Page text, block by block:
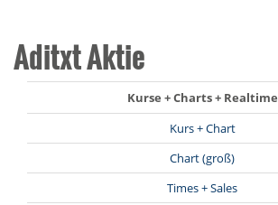
Aditxt Aktie
Kurse + Charts + Realtime
Kurs + Chart
Chart (groß)
Times + Sales